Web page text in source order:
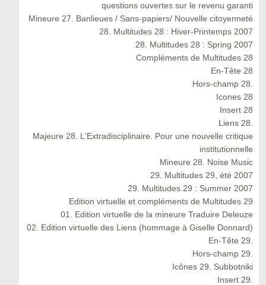
questions ouvertes sur le revenu garanti
Mineure 27. Banlieues / Sans-papiers/ Nouvelle citoyenneté
28. Multitudes 28 : Hiver-Printemps 2007
28. Multitudes 28 : Spring 2007
Compléments de Multitudes 28
En-Tête 28
Hors-champ 28.
Icones 28
Insert 28
Liens 28.
Majeure 28. L'Extradisciplinaire. Pour une nouvelle critique
institutionnelle
Mineure 28. Noise Music
29. Multitudes 29, été 2007
29. Multitudes 29 : Summer 2007
Edition virtuelle et compléments de Multitudes 29
01. Edition virtuelle de la mineure Traduire Deleuze
02. Edition virtuelle des Liens (hommage à Giselle Donnard)
En-Tête 29.
Hors-champ 29.
Icônes 29. Subbotniki
Insert 29.